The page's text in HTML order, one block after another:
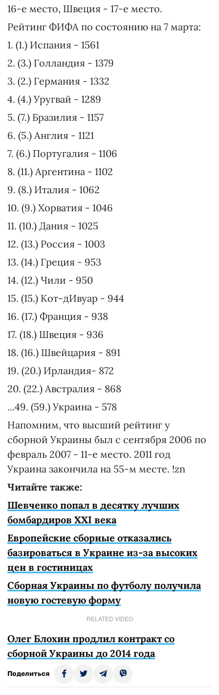
16-е место, Швеция - 17-е место.
Рейтинг ФИФА по состоянию на 7 марта:
1. (1.) Испания - 1561
2. (3.) Голландия - 1379
3. (2.) Германия - 1332
4. (4.) Уругвай - 1289
5. (7.) Бразилия - 1157
6. (5.) Англия - 1121
7. (6.) Португалия - 1106
8. (11.) Аргентина - 1102
9. (8.) Италия - 1062
10. (9.) Хорватия - 1046
11. (10.) Дания - 1025
12. (13.) Россия - 1003
13. (14.) Греция - 953
14. (12.) Чили - 950
15. (15.) Кот-дИвуар - 944
16. (17.) Франция - 938
17. (18.) Швеция - 936
18. (16.) Швейцария - 891
19. (20.) Ирландия- 872
20. (22.) Австралия - 868
...49. (59.) Украина - 578
Напомним, что высший рейтинг у
сборной Украины был с сентября 2006 по
февраль 2007 - 11-е место. 2011 год
Украина закончила на 55-м месте. !zn
Читайте также:
Шевченко попал в десятку лучших
бомбардиров XXI века
Европейские сборные отказались
базироваться в Украине из-за высоких
цен в гостиницах
Сборная Украины по футболу получила
новую гостевую форму
RELATED VIDEO
Олег Блохин продлил контракт со
сборной Украины до 2014 года
Поделиться